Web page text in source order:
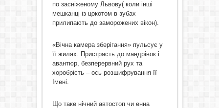
по засніженому Львову( коли інші
мешканці із цокотом в зубах
прилипають до заморожених вікон).
«Вічна камера зберігання» пульсує у
її жилах. Пристрасть до мандрівок і
авантюр, безперервний рух та
хоробрість – ось розшифрування її
Імені.
Що таке нічний автостоп чи енна